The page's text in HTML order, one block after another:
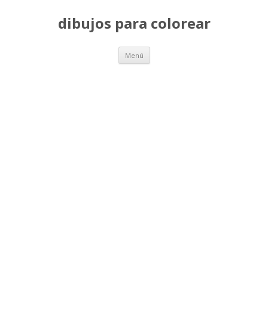
dibujos para colorear
Menú Saltar
contenido